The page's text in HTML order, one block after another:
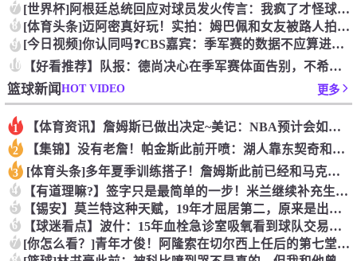
7 [世界杯]阿根廷总统回应对球员发火传言：我疯了才怪球员？全是
8 [体育头条]迈阿密真好玩！实拍：姆巴佩和女友被路人拍到在夜店
9 [今日视频]你认同吗❓️CBS嘉宾：季军赛的数据不应算进去，
10 【好看推荐】队报：德尚决心在季军赛体面告别，不希望以两连败收
篮球新闻HOT VIDEO 更多
1 【体育资讯】詹姆斯已做出决定~美记：NBA预计会如期公布新赛
2 【集锦】没有老詹！帕金斯此前开喷：湖人靠东契奇和里夫斯没人会
3 [体育头条]多年夏季训练搭子！詹姆斯此前已经和马克西一同训练
4 【有道理嘛?】签字只是最简单的一步！米兰继续补充生力军！
5 【锡安】莫兰特这种天赋，19年才屈居第二，原来是出了锡安这个
6 【球迷看点】波什：15年血栓急诊室吸氧看到球队交易，我仍想复
7 [你怎么看？]青年才俊！阿隆索在切尔西上任后的第七堂训练课！